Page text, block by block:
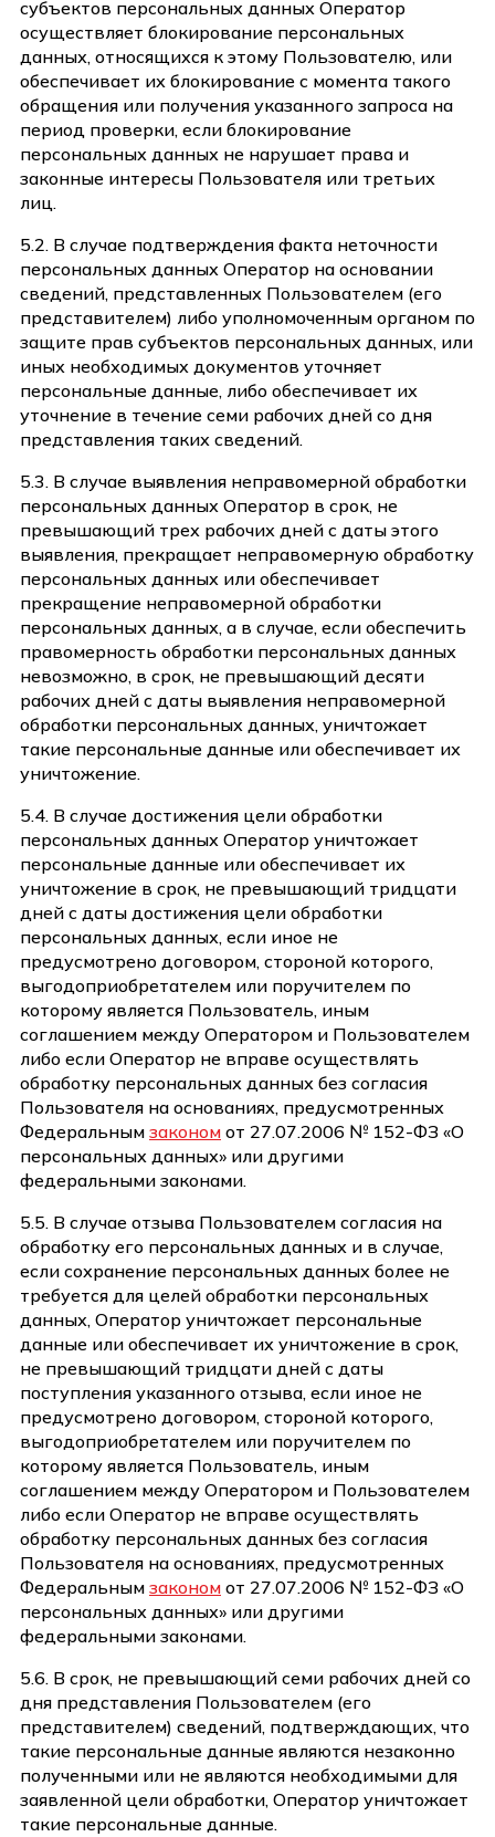
субъектов персональных данных Оператор
осуществляет блокирование персональных
данных, относящихся к этому Пользователю, или
обеспечивает их блокирование с момента такого
обращения или получения указанного запроса на
период проверки, если блокирование
персональных данных не нарушает права и
законные интересы Пользователя или третьих
лиц.
5.2. В случае подтверждения факта неточности
персональных данных Оператор на основании
сведений, представленных Пользователем (его
представителем) либо уполномоченным органом по
защите прав субъектов персональных данных, или
иных необходимых документов уточняет
персональные данные, либо обеспечивает их
уточнение в течение семи рабочих дней со дня
представления таких сведений.
5.3. В случае выявления неправомерной обработки
персональных данных Оператор в срок, не
превышающий трех рабочих дней с даты этого
выявления, прекращает неправомерную обработку
персональных данных или обеспечивает
прекращение неправомерной обработки
персональных данных, а в случае, если обеспечить
правомерность обработки персональных данных
невозможно, в срок, не превышающий десяти
рабочих дней с даты выявления неправомерной
обработки персональных данных, уничтожает
такие персональные данные или обеспечивает их
уничтожение.
5.4. В случае достижения цели обработки
персональных данных Оператор уничтожает
персональные данные или обеспечивает их
уничтожение в срок, не превышающий тридцати
дней с даты достижения цели обработки
персональных данных, если иное не
предусмотрено договором, стороной которого,
выгодоприобретателем или поручителем по
которому является Пользователь, иным
соглашением между Оператором и Пользователем
либо если Оператор не вправе осуществлять
обработку персональных данных без согласия
Пользователя на основаниях, предусмотренных
Федеральным законом от 27.07.2006 № 152-ФЗ «О
персональных данных» или другими
федеральными законами.
5.5. В случае отзыва Пользователем согласия на
обработку его персональных данных и в случае,
если сохранение персональных данных более не
требуется для целей обработки персональных
данных, Оператор уничтожает персональные
данные или обеспечивает их уничтожение в срок,
не превышающий тридцати дней с даты
поступления указанного отзыва, если иное не
предусмотрено договором, стороной которого,
выгодоприобретателем или поручителем по
которому является Пользователь, иным
соглашением между Оператором и Пользователем
либо если Оператор не вправе осуществлять
обработку персональных данных без согласия
Пользователя на основаниях, предусмотренных
Федеральным законом от 27.07.2006 № 152-ФЗ «О
персональных данных» или другими
федеральными законами.
5.6. В срок, не превышающий семи рабочих дней со
дня представления Пользователем (его
представителем) сведений, подтверждающих, что
такие персональные данные являются незаконно
полученными или не являются необходимыми для
заявленной цели обработки, Оператор уничтожает
такие персональные данные.